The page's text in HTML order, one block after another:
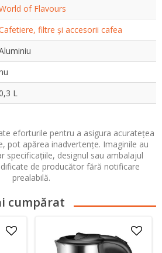
of Flavours
filtre și accesorii cafea
L
eforturile pentru a asigura acuratețea
pot apărea inadvertențe. Imaginile au
specificațiile, designul sau ambalajul
de producător fără notificare
prealabilă.
cumpărat